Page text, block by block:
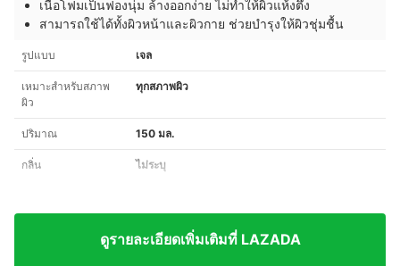
เนื้อโฟมเป็นฟองนุ่ม ล้างออกง่าย ไม่ทำให้ผิวแห้งตึง
สามารถใช้ได้ทั้งผิวหน้าและผิวกาย ช่วยบำรุงให้ผิวชุ่มชื้น
รูปแบบ เจล
เหมาะสำหรับสภาพ
ผิว
ทุกสภาพผิว
ปริมาณ 150 มล.
กลิ่น ไม่ระบุ
ดูรายละเอียดเพิ่มเติมที่ LAZADA